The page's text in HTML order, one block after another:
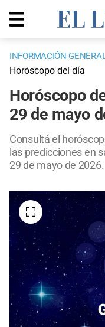
INFORMACIÓN
Horóscopo del día
Horóscopo
29 de mayo
Consultá el
las predicciones en
29 de mayo de 2026.